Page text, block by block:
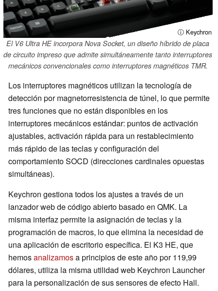
ⓘ Keychron
El V6 Ultra HE incorpora Nova Socket, un diseño híbrido de placa
de circuito impreso que admite simultáneamente tanto interruptores
mecánicos convencionales como interruptores magnéticos TMR.
Los interruptores magnéticos utilizan la tecnología de
detección por magnetorresistencia de túnel, lo que permite
tres funciones que no están disponibles en los
interruptores mecánicos estándar: puntos de activación
ajustables, activación rápida para un restablecimiento
más rápido de las teclas y configuración del
comportamiento SOCD (direcciones cardinales opuestas
simultáneas).
Keychron gestiona todos los ajustes a través de un
lanzador web de código abierto basado en QMK. La
misma interfaz permite la asignación de teclas y la
programación de macros, lo que elimina la necesidad de
una aplicación de escritorio específica. El K3 HE, que
hemosanalizamosa principios de este año por 119,99
dólares, utiliza la misma utilidad web Keychron Launcher
para la personalización de sus sensores de efecto Hall.